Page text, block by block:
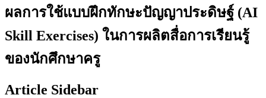
ผลการใช้แบบฝึกทักษะปัญญาประดิษฐ์ (AI
Skill Exercises) ในการผลิตสื่อการเรียนรู้
ของนักศึกษาครู
Article Sidebar